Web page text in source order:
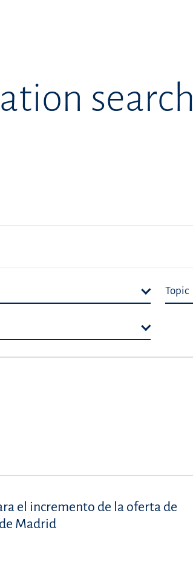
search
Topic
el incremento de la oferta de
Madrid